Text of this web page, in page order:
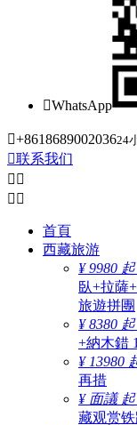
WhatsApp
+861868900203624
联系我们
 
 
首頁
西藏旅游
¥ 9980 起
臥+拉薩
旅遊拼團
¥ 8380 起
+納木錯
¥ 13980
再措
¥ 面議 起
藏观赏铁